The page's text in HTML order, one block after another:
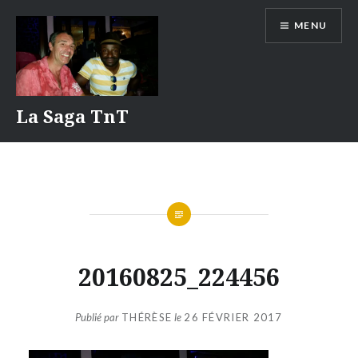
contenu
La Saga TnT
MENU
20160825_224456
Publié par THÉRÈSE le 26 FÉVRIER 2017